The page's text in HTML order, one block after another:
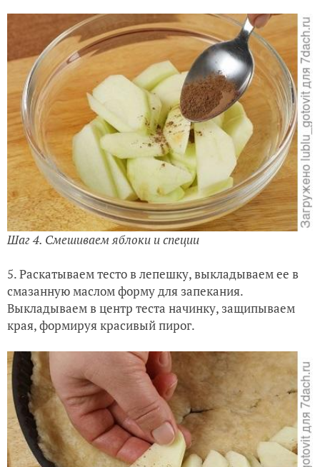
Шаг 4. Смешиваем яблоки и специи
5. Раскатываем тесто в лепешку, выкладываем ее в
смазанную маслом форму для запекания.
Выкладываем в центр теста начинку, защипываем
края, формируя красивый пирог.